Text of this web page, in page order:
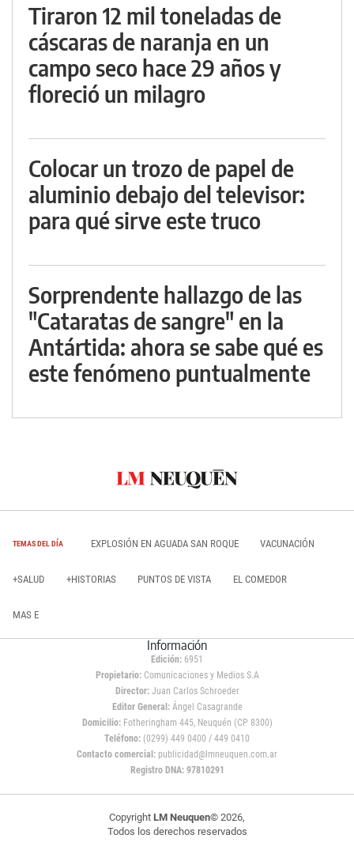
Tiraron 12 mil toneladas de
cáscaras de naranja en un
campo seco hace 29 años y
floreció un milagro
Colocar un trozo de papel de
aluminio debajo del televisor:
para qué sirve este truco
Sorprendente hallazgo de las
"Cataratas de sangre" en la
Antártida: ahora se sabe qué es
este fenómeno puntualmente
TEMAS DEL DÍA EXPLOSIÓN EN AGUADA SAN ROQUE VACUNACIÓN
+SALUD +HISTORIAS PUNTOS DE VISTA EL COMEDOR
MAS E
Información
Edición: 6951
Propietario:Comunicaciones y Medios S.A
Director: Juan Carlos Schroeder
Editor General:Ángel Casagrande
Domicilio:Fotheringham 445, Neuquén (CP 8300)
Teléfono: (0299) 449 0400 / 449 0410
Contacto comercial: publicidad@lmneuquen.com.ar
Registro DNA: 97810291
Copyright LM Neuquen© 2026,
Todos los derechos reservados